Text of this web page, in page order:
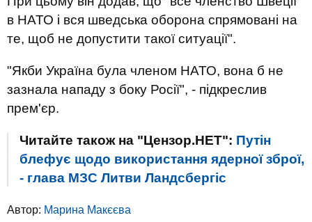
в НАТО і вся шведська оборона спрямовані на
те, щоб не допустити такої ситуації".
"Якби Україна була членом НАТО, вона б не
зазнала нападу з боку Росії", - підкреслив
прем'єр.
Читайте також на "Цензор.НЕТ": Путін
блефує щодо використання ядерної зброї,
- глава МЗС Литви Ландсбергіс
Автор: Марина Макєєва